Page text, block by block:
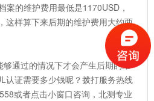
案的维护费用最低是1170USD，
这样算下来后期的维护费用大约两
通过的情况下才会产生后期的维
认证需要多少钱呢？拨打服务热线
或者点击小窗口咨询，北测专业